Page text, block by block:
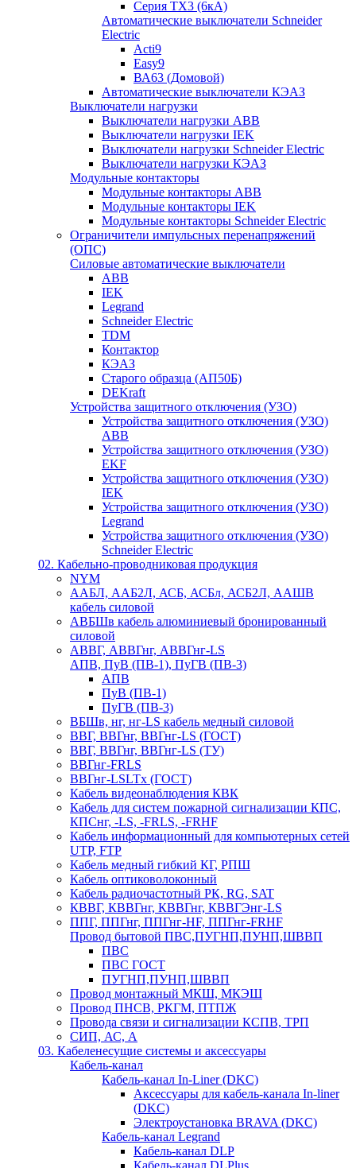
Серия TX3 (6кА)
Автоматические выключатели Schneider
Electric
Acti9
Easy9
ВА63 (Домовой)
Автоматические выключатели КЭАЗ
Выключатели нагрузки
Выключатели нагрузки ABB
Выключатели нагрузки IEK
Выключатели нагрузки Schneider Electric
Выключатели нагрузки КЭАЗ
Модульные контакторы
Модульные контакторы ABB
Модульные контакторы IEK
Модульные контакторы Schneider Electric
Ограничители импульсных перенапряжений
(ОПС)
Силовые автоматические выключатели
ABB
IEK
Legrand
Schneider Electric
TDM
Контактор
КЭАЗ
Старого образца (АП50Б)
DEKraft
Устройства защитного отключения (УЗО)
Устройства защитного отключения (УЗО)
ABB
Устройства защитного отключения (УЗО)
EKF
Устройства защитного отключения (УЗО)
IEK
Устройства защитного отключения (УЗО)
Legrand
Устройства защитного отключения (УЗО)
Schneider Electric
02. Кабельно-проводниковая продукция
NYM
ААБЛ, ААБ2Л, АСБ, АСБл, АСБ2Л, ААШВ
кабель силовой
АВБШв кабель алюминиевый бронированный
силовой
АВВГ, АВВГнг, АВВГнг-LS
АПВ, ПуВ (ПВ-1), ПуГВ (ПВ-3)
АПВ
ПуВ (ПВ-1)
ПуГВ (ПВ-3)
ВБШв, нг, нг-LS кабель медный силовой
ВВГ, ВВГнг, ВВГнг-LS (ГОСТ)
ВВГ, ВВГнг, ВВГнг-LS (ТУ)
ВВГнг-FRLS
ВВГнг-LSLTx (ГОСТ)
Кабель видеонаблюдения КВК
Кабель для систем пожарной сигнализации КПС,
КПСнг, -LS, -FRLS, -FRHF
Кабель информационный для компьютерных сетей
UTP, FTP
Кабель медный гибкий КГ, РПШ
Кабель оптиковолоконный
Кабель радиочастотный РК, RG, SAT
КВВГ, КВВГнг, КВВГнг, КВВГЭнг-LS
ППГ, ППГнг, ППГнг-HF, ППГнг-FRHF
Провод бытовой ПВС,ПУГНП,ПУНП,ШВВП
ПВС
ПВС ГОСТ
ПУГНП,ПУНП,ШВВП
Провод монтажный МКШ, МКЭШ
Провод ПНСВ, РКГМ, ПТПЖ
Провода связи и сигнализации КСПВ, ТРП
СИП, АС, А
03. Кабеленесущие системы и аксессуары
Кабель-канал
Кабель-канал In-Liner (DKC)
Аксессуары для кабель-канала In-liner
(DKC)
Электроустановка BRAVA (DKC)
Кабель-канал Legrand
Кабель-канал DLP
Кабель-канал DLPlus